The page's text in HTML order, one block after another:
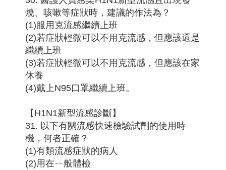
燒、咳嗽等症狀時，建議的作法為？
(1)服用克流感繼續上班
(2)若症狀輕微可以不用克流感，但應該還是
繼續上班
(3)若症狀輕微可以不用克流感，但應該在家
休養
(4)戴上N95口罩繼續上班。
【H1N1新型流感診斷】
31. 以下有關流感快速檢驗試劑的使用時
機，何者正確？
(1)有類流感症狀的病人
(2)用在ㄧ般體檢